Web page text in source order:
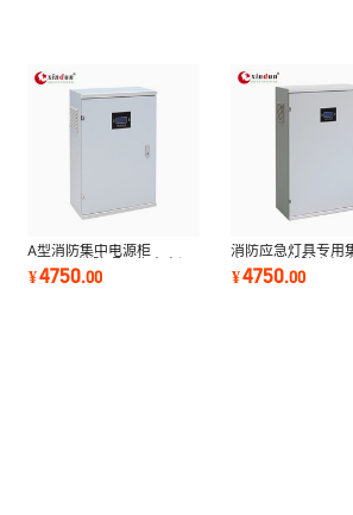
A型消防集中电源柜
0.5kva 消防照明集中电源
箱 24V消防应急电源
¥4750.00
消防应急灯具专用
电源36v消防主机
应急照明配电箱
¥4750.00